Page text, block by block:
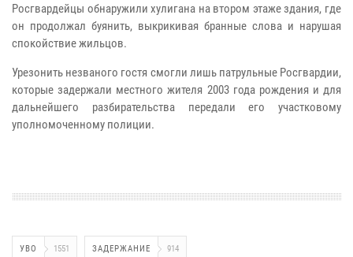
Росгвардейцы обнаружили хулигана на втором этаже здания, где
он продолжал буянить, выкрикивая бранные слова и нарушая
спокойствие жильцов.
Урезонить незваного гостя смогли лишь патрульные Росгвардии,
которые задержали местного жителя 2003 года рождения и для
дальнейшего разбирательства передали его участковому
уполномоченному полиции.
УВО 1551 ЗАДЕРЖАНИЕ 914